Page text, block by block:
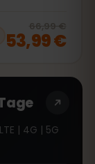
66,99 €
53,99 €
| 4G | 5G